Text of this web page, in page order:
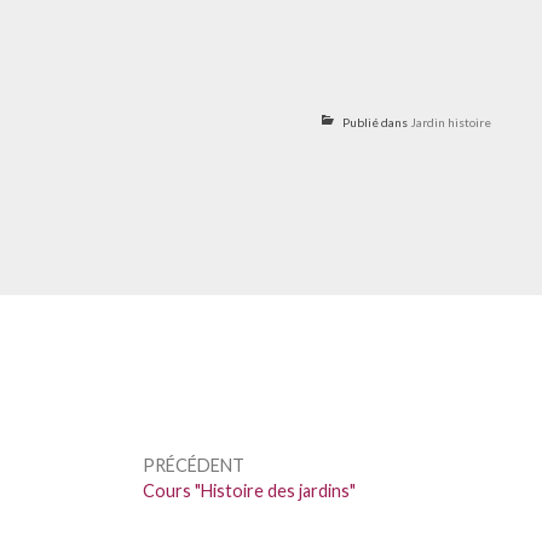
Publié dans Jardin histoire
l’article
PRÉCÉDENT
Précédent :
Cours "Histoire des jardins"